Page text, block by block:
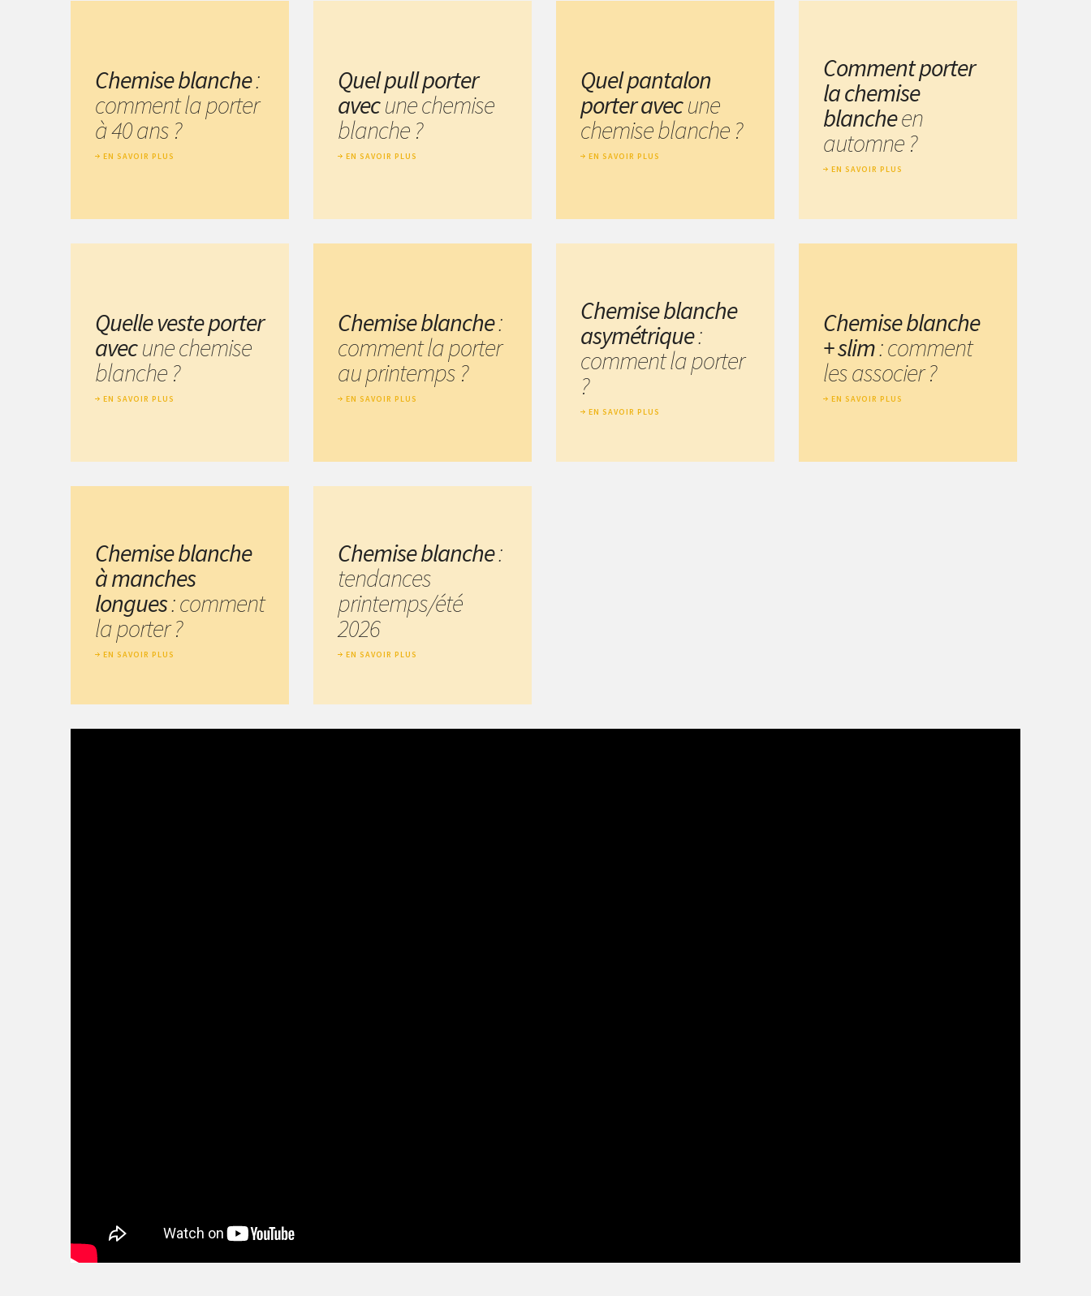
Chemise blanche:
comment la porter
à 40 ans ?
EN SAVOIR PLUS
Quel pull porter
avecune chemise
blanche ?
EN SAVOIR PLUS
Quel pantalon
porter avecune
chemise blanche ?
EN SAVOIR PLUS
Comment porter
la chemise
blancheen
automne ?
EN SAVOIR PLUS
Quelle veste porter
avecune chemise
blanche ?
EN SAVOIR PLUS
Chemise blanche:
comment la porter
au printemps ?
EN SAVOIR PLUS
Chemise blanche
asymétrique:
comment la porter
?
EN SAVOIR PLUS
Chemise blanche
+ slim: comment
les associer ?
EN SAVOIR PLUS
Chemise blanche
à manches
longues: comment
la porter ?
EN SAVOIR PLUS
Chemise blanche:
tendances
printemps/été
2026
EN SAVOIR PLUS